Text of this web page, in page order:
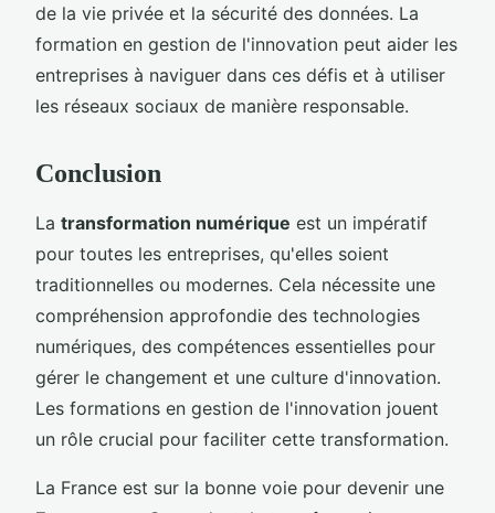
de la vie privée et la sécurité des données. La
formation en gestion de l'innovation peut aider les
entreprises à naviguer dans ces défis et à utiliser
les réseaux sociaux de manière responsable.
Conclusion
La transformation numérique est un impératif
pour toutes les entreprises, qu'elles soient
traditionnelles ou modernes. Cela nécessite une
compréhension approfondie des technologies
numériques, des compétences essentielles pour
gérer le changement et une culture d'innovation.
Les formations en gestion de l'innovation jouent
un rôle crucial pour faciliter cette transformation.
La France est sur la bonne voie pour devenir une